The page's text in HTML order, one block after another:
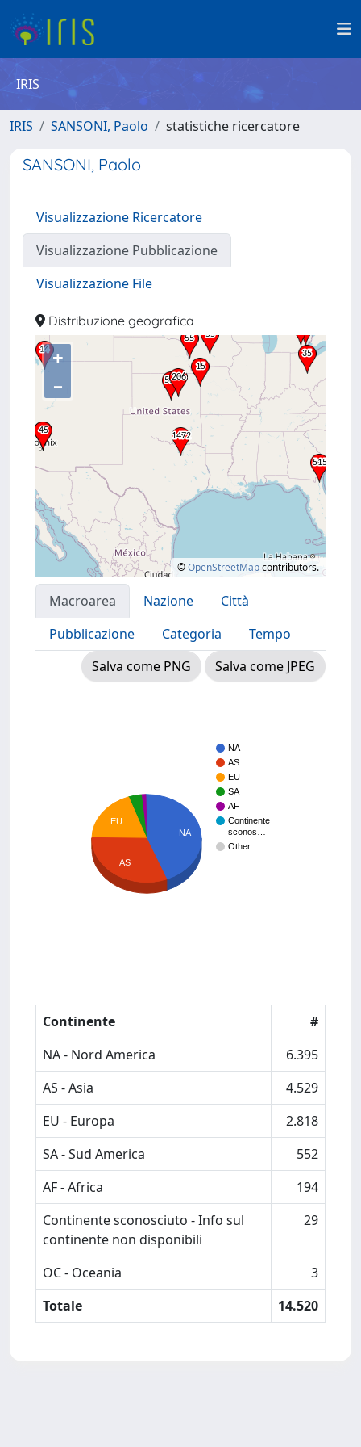
IRIS
IRIS SANSONI, Paolo statistiche ricercatore
SANSONI, Paolo
Visualizzazione Ricercatore
Visualizzazione Pubblicazione
Visualizzazione File
Distribuzione geografica
+
–
©OpenStreetMapcontributors.
Macroarea Nazione
Città
Pubblicazione
Categoria
Tempo
Salva come PNG
Salva come JPEG
NA
AS
EU
SA
AF
Continente
sconos…
Other
NA
EU
AS
Continente
#
NA - Nord America
6.395
AS - Asia
4.529
EU - Europa
2.818
SA - Sud America
552
AF - Africa
194
Continente sconosciuto - Info sul
continente non disponibili
29
OC - Oceania
3
Totale
14.520